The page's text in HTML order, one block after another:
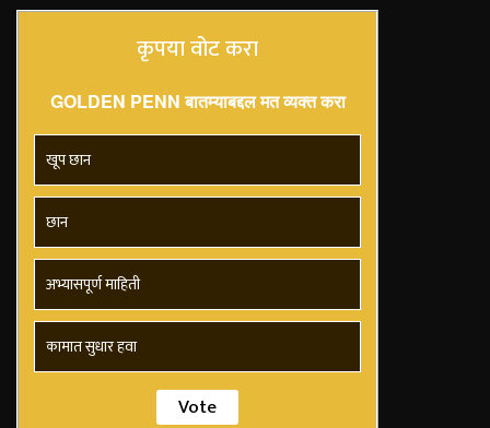
कृपया वोट करा
GOLDEN PENN बातम्याबद्दल मत व्यक्त करा
खूप छान
छान
अभ्यासपूर्ण माहिती
कामात सुधार हवा